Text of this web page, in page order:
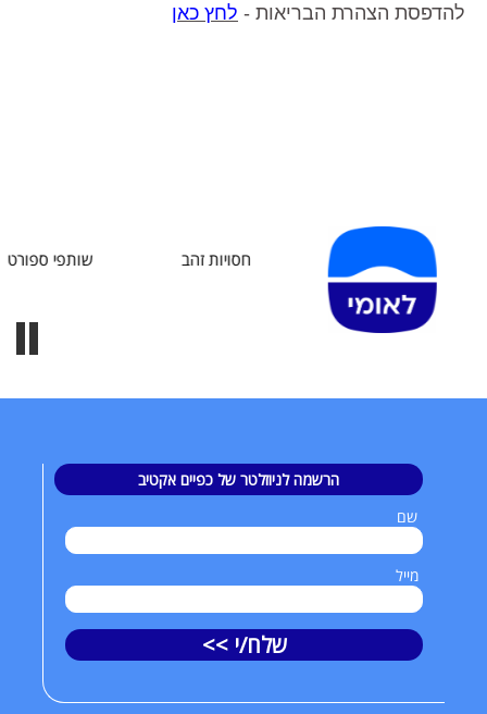
להדפסת הצהרת הבריאות - לחץ כאן
חסויות זהב שותפי ספורט
הרשמה לניוזלטר של כפיים אקטיב
שם
מייל
שלח/י >>